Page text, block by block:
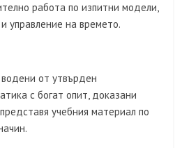
работа по изпитни модели,
управление на времето.
от утвърден
с богат опит, доказани
учебния материал по